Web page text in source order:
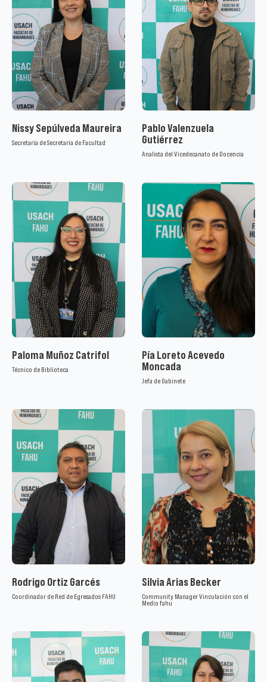
Nissy Sepúlveda Maureira
Secretaria de Secretaría de Facultad
Pablo Valenzuela
Gutiérrez
Analista del Vicedecanato de Docencia
Paloma Muñoz Catrifol
Técnico de Biblioteca
Pía Loreto Acevedo
Moncada
Jefa de Gabinete
Rodrigo Ortiz Garcés
Coordinador de Red de Egresados FAHU
Silvia Arias Becker
Community Manager Vinculación con el
Medio fahu